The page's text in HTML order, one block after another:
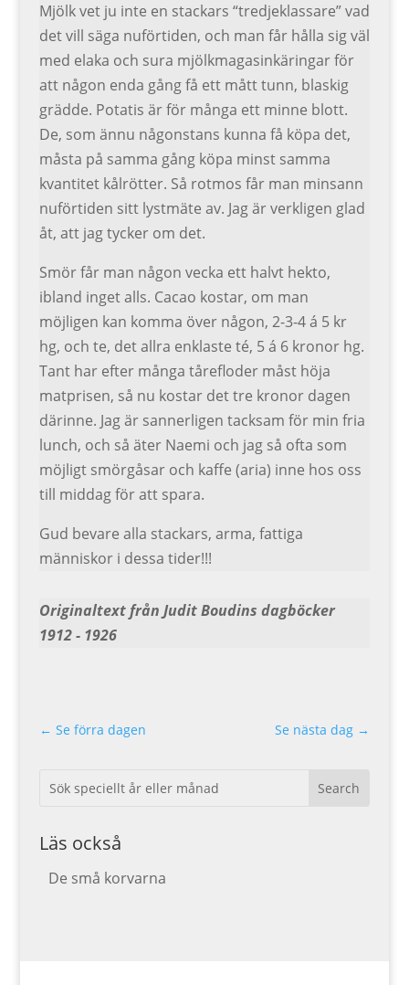
Mjölk vet ju inte en stackars “tredjeklassare” vad
det vill säga nuförtiden, och man får hålla sig väl
med elaka och sura mjölkmagasinkäringar för
att någon enda gång få ett mått tunn, blaskig
grädde. Potatis är för många ett minne blott.
De, som ännu någonstans kunna få köpa det,
måsta på samma gång köpa minst samma
kvantitet kålrötter. Så rotmos får man minsann
nuförtiden sitt lystmäte av. Jag är verkligen glad
åt, att jag tycker om det.
Smör får man någon vecka ett halvt hekto,
ibland inget alls. Cacao kostar, om man
möjligen kan komma över någon, 2-3-4 á 5 kr
hg, och te, det allra enklaste té, 5 á 6 kronor hg.
Tant har efter många tårefloder måst höja
matprisen, så nu kostar det tre kronor dagen
därinne. Jag är sannerligen tacksam för min fria
lunch, och så äter Naemi och jag så ofta som
möjligt smörgåsar och kaffe (aria) inne hos oss
till middag för att spara.
Gud bevare alla stackars, arma, fattiga
människor i dessa tider!!!
Originaltext från Judit Boudins dagböcker
1912 - 1926
← Se förra dagen Se nästa dag →
Läs också
De små korvarna